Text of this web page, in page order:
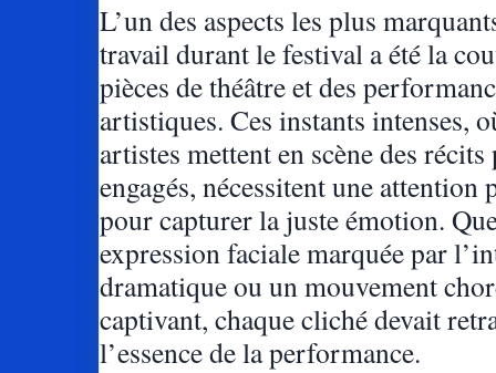
L’un des aspects les plus
travail durant le festival a été la
pièces de théâtre et des
artistiques. Ces instants intenses,
artistes mettent en scène des récits
engagés, nécessitent une attention
pour capturer la juste émotion.
expression faciale marquée par
dramatique ou un mouvement
captivant, chaque cliché devait
l’essence de la performance.